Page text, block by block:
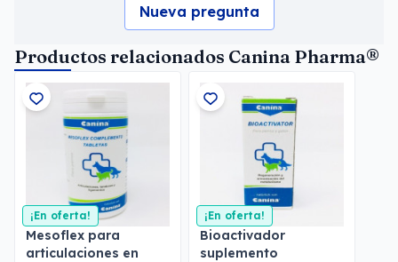
Nueva pregunta
Productos relacionados Canina Pharma®
¡En oferta!
Mesoflex para
articulaciones en
¡En oferta!
Bioactivador
suplemento